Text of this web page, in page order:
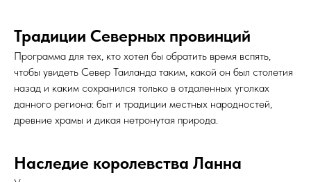
Традиции Северных провинций
Программа для тех, кто хотел бы обратить время вспять,
чтобы увидеть Север Таиланда таким, какой он был столетия
назад и каким сохранился только в отдаленных уголках
данного региона: быт и традиции местных народностей,
древние храмы и дикая нетронутая природа.
Наследие королевства Ланна